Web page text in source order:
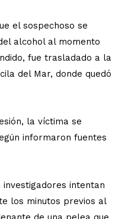
el sospechoso se
alcohol al momento
fue trasladado a la
del Mar, donde quedó
la víctima se
informaron fuentes
intentan
los minutos previos al